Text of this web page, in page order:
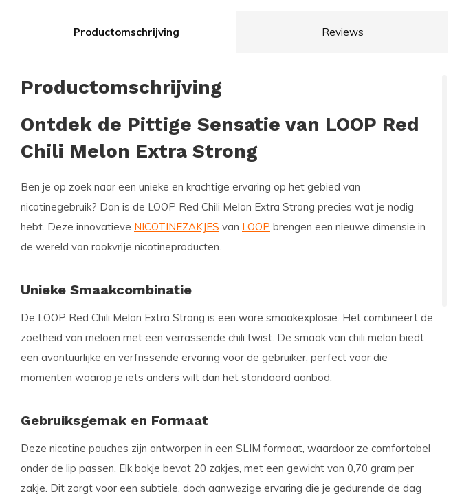
Productomschrijving Reviews
Productomschrijving
Ontdek de Pittige Sensatie van LOOP Red
Chili Melon Extra Strong
Ben je op zoek naar een unieke en krachtige ervaring op het gebied van
nicotinegebruik? Dan is de LOOP Red Chili Melon Extra Strong precies wat je nodig
hebt. Deze innovatieve NICOTINEZAKJES van LOOP brengen een nieuwe dimensie in
de wereld van rookvrije nicotineproducten.
Unieke Smaakcombinatie
De LOOP Red Chili Melon Extra Strong is een ware smaakexplosie. Het combineert de
zoetheid van meloen met een verrassende chili twist. De smaak van chili melon biedt
een avontuurlijke en verfrissende ervaring voor de gebruiker, perfect voor die
momenten waarop je iets anders wilt dan het standaard aanbod.
Gebruiksgemak en Formaat
Deze nicotine pouches zijn ontworpen in een SLIM formaat, waardoor ze comfortabel
onder de lip passen. Elk bakje bevat 20 zakjes, met een gewicht van 0,70 gram per
zakje. Dit zorgt voor een subtiele, doch aanwezige ervaring die je gedurende de dag